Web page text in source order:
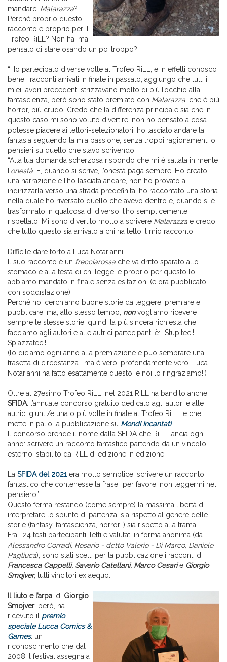
mandarci Malarazza?
Perché proprio questo
racconto e proprio per il
Trofeo RiLL? Non hai mai
pensato di stare osando un po’ troppo?
“Ho partecipato diverse volte al Trofeo RiLL, e in effetti conosco
bene i racconti arrivati in finale in passato; aggiungo che tutti i
miei lavori precedenti strizzavano molto di più l’occhio alla
fantascienza, però sono stato premiato con Malarazza , che è più
horror, più crudo. Credo che la differenza principale sia che in
questo caso mi sono voluto divertire, non ho pensato a cosa
potesse piacere ai lettori-selezionatori, ho lasciato andare la
fantasia seguendo la mia passione, senza troppi ragionamenti o
pensieri su quello che stavo scrivendo.
“Alla tua domanda scherzosa rispondo che mi è saltata in mente
l’onestà . E, quando si scrive, l’onestà paga sempre. Ho creato
una narrazione e l’ho lasciata andare, non ho provato a
indirizzarla verso una strada predefinita, ho raccontato una storia
nella quale ho riversato quello che avevo dentro e, quando si è
trasformato in qualcosa di diverso, l’ho semplicemente
rispettato. Mi sono divertito molto a scrivere Malarazza e credo
che tutto questo sia arrivato a chi ha letto il mio racconto.”
Difficile dare torto a Luca Notarianni!
Il suo racconto è un frecciarossa che va dritto sparato allo
stomaco e alla testa di chi legge, e proprio per questo lo
abbiamo mandato in finale senza esitazioni (e ora pubblicato
con soddisfazione).
Perché noi cerchiamo buone storie da leggere, premiare e
pubblicare, ma, allo stesso tempo, nonvogliamo ricevere
sempre le stesse storie, quindi la più sincera richiesta che
facciamo agli autori e alle autrici partecipanti è: “Stupiteci!
Spiazzateci!”
(lo diciamo ogni anno alla premiazione e può sembrare una
frasetta di circostanza… ma è vero, profondamente vero. Luca
Notarianni ha fatto esattamente questo, e noi lo ringraziamo!!)
Oltre al 27esimo Trofeo RiLL, nel 2021 RiLL ha bandito anche
SFIDA: l’annuale concorso gratuito dedicato agli autori e alle
autrici giunti/e una o più volte in finale al Trofeo RiLL, e che
mette in palio la pubblicazione su Mondi Incantati.
Il concorso prende il nome dalla SFIDA che RiLL lancia ogni
anno: scrivere un racconto fantastico partendo da un vincolo
esterno, stabilito da RiLL di edizione in edizione.
La SFIDA del 2021era molto semplice: scrivere un racconto
fantastico che contenesse la frase “per favore, non leggermi nel
pensiero”.
Questo ferma restando (come sempre) la massima libertà di
interpretare lo spunto di partenza, sia rispetto al genere delle
storie (fantasy, fantascienza, horror…) sia rispetto alla trama.
Fra i 24 testi partecipanti, letti e valutati in forma anonima (da
Alessandro Corradi, Rosario - detto Valerio - Di Marco, Daniele
Pagliuca), sono stati scelti per la pubblicazione i racconti di
Francesca Cappelli, Saverio Catellani, Marco Cesarie Giorgio
Smojver, tutti vincitori ex aequo.
Il liuto e l’arpa , di Giorgio
Smojver, però, ha
ricevuto il premio
speciale Lucca Comics &
Games: un
riconoscimento che dal
2008 il festival assegna a